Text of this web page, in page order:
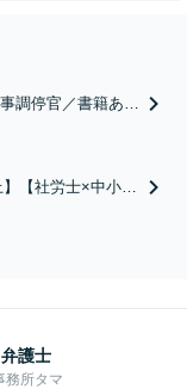
事調停官／書籍あ
ができるのは、私
【社労士×中小企
営問題はお任せ
弁護士
務所タマ